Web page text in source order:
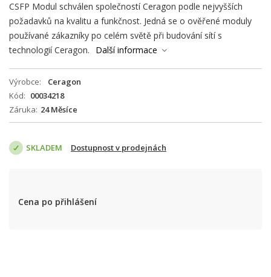
CSFP Modul schválen společností Ceragon podle nejvyšších
požadavků na kvalitu a funkčnost. Jedná se o ověřené moduly
používané zákazníky po celém světě při budování sítí s
technologií Ceragon.
Další informace
Výrobce
Ceragon
Kód
00034218
Záruka 24 Měsíce
SKLADEM Dostupnost v prodejnách
Cena po přihlášení